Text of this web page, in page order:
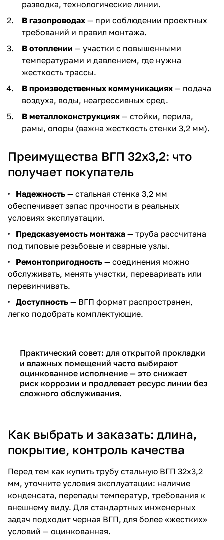
разводка, технологические линии.
В газопроводах — при соблюдении проектных
требований и правил монтажа.
В отоплении — участки с повышенными
температурами и давлением, где нужна
жесткость трассы.
В производственных коммуникациях — подача
воздуха, воды, неагрессивных сред.
В металлоконструкциях — стойки, перила,
рамы, опоры (важна жесткость стенки 3,2 мм).
Преимущества ВГП 32х3,2: что
получает покупатель
Надежность — стальная стенка 3,2 мм
обеспечивает запас прочности в реальных
условиях эксплуатации.
Предсказуемость монтажа — труба рассчитана
под типовые резьбовые и сварные узлы.
Ремонтопригодность — соединения можно
обслуживать, менять участки, переваривать или
перевинчивать.
Доступность — ВГП формат распространен,
легко подобрать комплектующие.
Практический совет: для открытой прокладки
и влажных помещений часто выбирают
оцинкованное исполнение — это снижает
риск коррозии и продлевает ресурс линии без
сложного обслуживания.
Как выбрать и заказать: длина,
покрытие, контроль качества
Перед тем как купить трубу стальную ВГП 32х3,2
мм, уточните условия эксплуатации: наличие
конденсата, перепады температур, требования к
внешнему виду. Для стандартных инженерных
задач подходит черная ВГП, для более «жестких»
условий — оцинкованная.